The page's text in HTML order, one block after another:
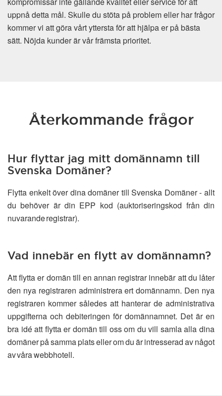
uppnå detta mål. Skulle du stöta på problem eller har frågor
kommer vi att göra vårt yttersta för att hjälpa er på bästa
sätt. Nöjda kunder är vår främsta prioritet.
Återkommande frågor
Hur flyttar jag mitt domännamn till
Svenska Domäner?
Flytta enkelt över dina domäner till Svenska Domäner - allt
du behöver är din EPP kod (auktoriseringskod från din
nuvarande registrar).
Vad innebär en flytt av domännamn?
Att flytta er domän till en annan registrar innebär att du låter
den nya registraren administrera ert domännamn. Den nya
registraren kommer således att hanterar de administrativa
uppgifterna och debiteringen för domännamnet. Det är en
bra idé att flytta er domän till oss om du vill samla alla dina
domäner på samma plats eller om du är intresserad av något
av våra webbhotell.